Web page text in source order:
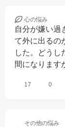
心の悩み
自分が嫌い過
て外に出るの
した。どうし
間になります
17 0
その他の悩み